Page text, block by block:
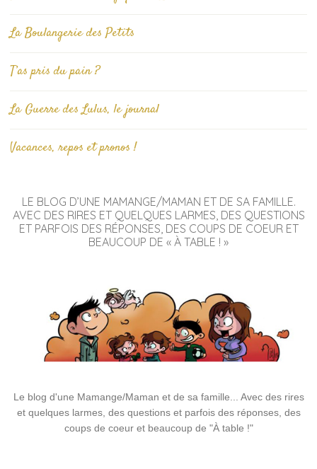
La Boulangerie des Petits
T’as pris du pain ?
La Guerre des Lulus, le journal
Vacances, repos et pronos !
LE BLOG D’UNE MAMANGE/MAMAN ET DE SA FAMILLE.
AVEC DES RIRES ET QUELQUES LARMES, DES QUESTIONS
ET PARFOIS DES RÉPONSES, DES COUPS DE COEUR ET
BEAUCOUP DE « À TABLE ! »
Le blog d'une Mamange/Maman et de sa famille... Avec des rires
et quelques larmes, des questions et parfois des réponses, des
coups de coeur et beaucoup de "À table !"